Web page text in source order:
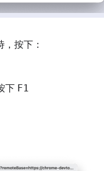
按下：
下 F1